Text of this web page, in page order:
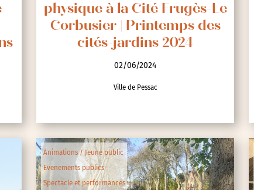
physique à la Cité Frugès-Le
Corbusier | Printemps des
cités-jardins 2024
02/06/2024
Ville de Pessac
Animations / Jeune public
Evenements publics
Spectacle et performances